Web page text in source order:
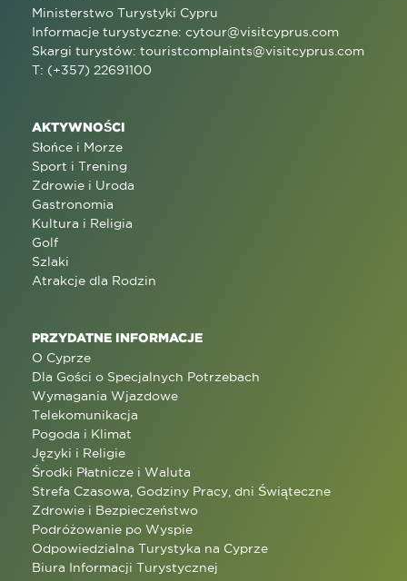
Ministerstwo Turystyki Cypru
Informacje turystyczne: cytour@visitcyprus.com
Skargi turystów: touristcomplaints@visitcyprus.com
T: (+357) 22691100
AKTYWNOŚCI
Słońce i Morze
Sport i Trening
Zdrowie i Uroda
Gastronomia
Kultura i Religia
Golf
Szlaki
Atrakcje dla Rodzin
PRZYDATNE INFORMACJE
O Cyprze
Dla Gości o Specjalnych Potrzebach
Wymagania Wjazdowe
Telekomunikacja
Pogoda i Klimat
Języki i Religie
Środki Płatnicze i Waluta
Strefa Czasowa, Godziny Pracy, dni Świąteczne
Zdrowie i Bezpieczeństwo
Podróżowanie po Wyspie
Odpowiedzialna Turystyka na Cyprze
Biura Informacji Turystycznej